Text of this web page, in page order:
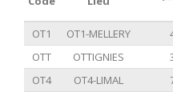
OT1 OT1-MELLERY
OTT
OTTIGNIES
OT4
OT4-LIMAL